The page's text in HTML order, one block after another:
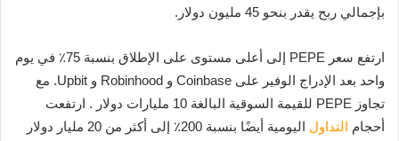
بإجمالي ربح يقدر بنحو 45 مليون دولار.
ارتفع سعر PEPE إلى أعلى مستوى على الإطلاق بنسبة 75٪ في يوم
واحد بعد الإدراج الوفير على Coinbase و Robinhood و Upbit. مع
تجاوز PEPE للقيمة السوقية البالغة 10 مليارات دولار . ارتفعت
أحجام التداول
اليومية أيضًا بنسبة 200٪ إلى أكثر من 20 مليار دولار